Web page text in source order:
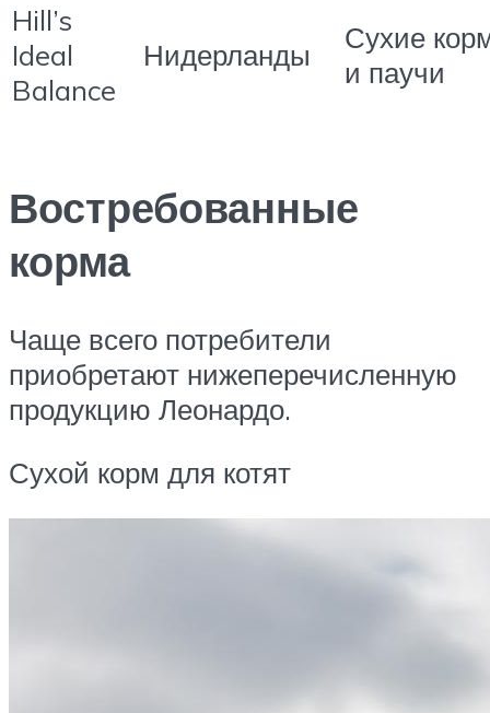
Hill’s
Ideal
Balance
Нидерланды
Сухие
и паучи
Востребованные
корма
Чаще всего потребители
приобретают нижеперечисленную
продукцию Леонардо.
Сухой корм для котят